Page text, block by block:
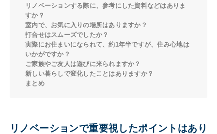
リノベーションする際に、参考にした資料などはありま
すか？
室内で、お気に入りの場所はありますか？
打合せはスムーズでしたか？
実際にお住まいになられて、約1年半ですが、住み心地は
いかがですか？
ご家族やご友人は遊びに来られますか？
新しい暮らしで変化したことはありますか？
まとめ
リノベーションで重要視したポイントはあり